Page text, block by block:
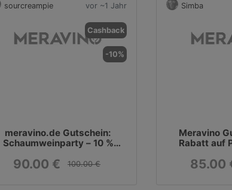
sourcreampie vor ~1 Jahr
Cashback
-10%
meravino.de Gutschein:
Schaumweinparty – 10 %
90.00 € 100.00 €
Simba
Meravino
Rabatt auf
85.00